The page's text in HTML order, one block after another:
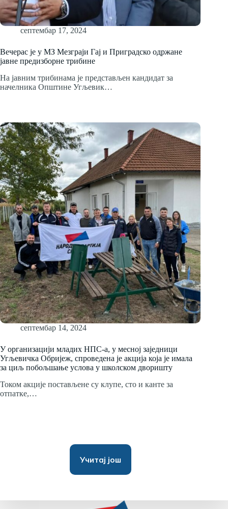
септембар 17, 2024
Вечерас је у MЗ Мезграји Гај и Приградско одржане
јавне предизборнe трибине
На јавним трибинама је представљен кандидат за
начелника Општине Угљевик…
септембар 14, 2024
У организацији младих НПС-а, у месној заједници
Угљевичка Обријеж, спроведена је акција која је имала
за циљ побољшање услова у школском дворишту
Током акције постављене су клупе, сто и канте за
отпатке,…
Учитај још